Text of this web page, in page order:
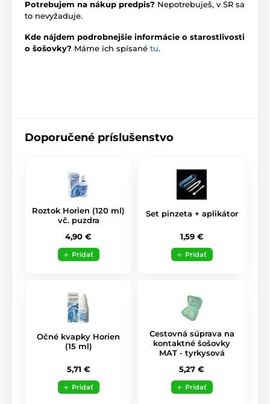
Potrebujem na nákup predpis? Nepotrebuješ, v SR sa
to nevyžaduje.
Kde nájdem podrobnejšie informácie o starostlivosti
o šošovky? Máme ich spísané tu.
Doporučené príslušenstvo
Roztok Horien (120 ml)
vč. puzdra
4,90 €
Pridať
Set pinzeta + aplikátor
1,59 €
Pridať
Očné kvapky Horien
(15 ml)
5,71 €
Pridať
Cestovná súprava na
kontaktné šošovky
MAT - tyrkysová
5,27 €
Pridať